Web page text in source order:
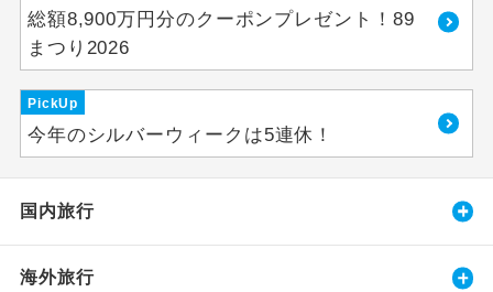
総額8,900万円分のクーポンプレゼント！89
まつり2026
PickUp
今年のシルバーウィークは5連休！
国内旅行
海外旅行